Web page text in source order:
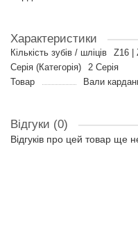
Характеристики
Кількість зубів / шліців
Z16 |
Серія (Категорія)
2 Серія
Товар
Вали
Відгуки (0)
Відгуків про цей товар ще